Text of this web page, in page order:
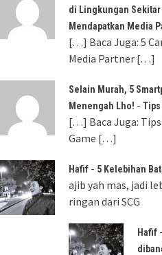
di Lingkungan Sekitar
Mendapatkan Media
[…] Baca Juga: 5
Media Partner […]
Selain Murah, 5
Menengah Lho! -
[…] Baca Juga:
Game […]
Hafif - 5 Kelebihan
ajib yah mas, jadi
ringan dari SCG
Hafif -